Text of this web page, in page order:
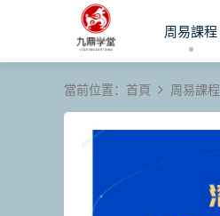
周易課程
當前位置： 首頁 周易課程